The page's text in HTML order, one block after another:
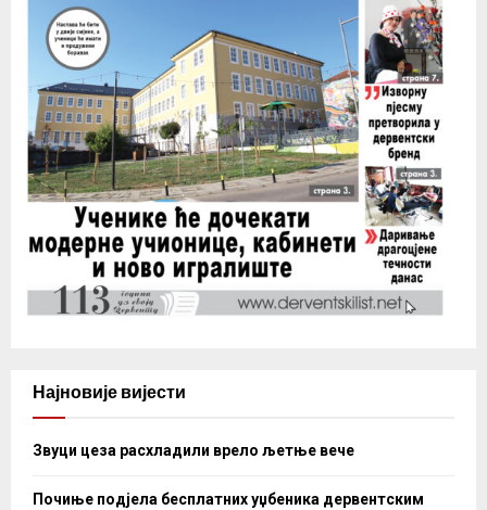
Најновије вијести
Звуци цеза расхладили врело љетње вече
Почиње подјела бесплатних уџбеника дервентским